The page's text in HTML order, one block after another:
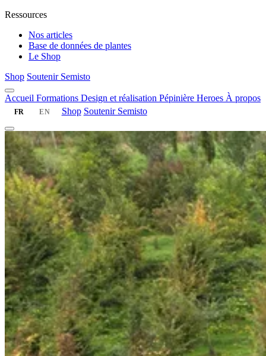
Ressources
Nos articles
Base de données de plantes
Le Shop
Shop Soutenir Semisto
Accueil Formations Design et réalisation Pépinière Heroes À propos
FR EN Shop Soutenir Semisto